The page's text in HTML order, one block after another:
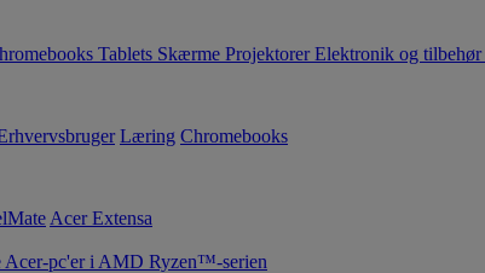
Tablets Skærme ProjektorerElektronik og tilbehør
Læring Chromebooks
Acer Extensa
Acer-pc'er i AMD Ryzen™-serien